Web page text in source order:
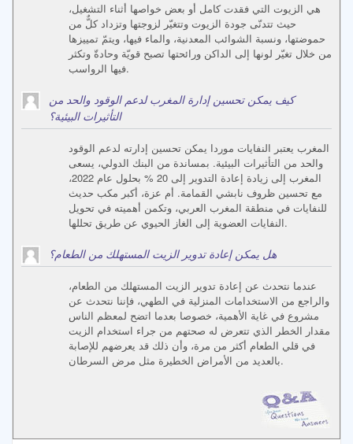
هي الزيوت التي فقدت كامل أو بعض خواصها أثناء التشغيل،
حيث تتدنّى جودة الزيوت وتتغيّر لزوجتها وتزداد كلٌّ من
حموضتها، ونسبة الشوائب المعدنية، والماء فيها، ويتمّ تمييزها
من خلال تغيّر لونها إلى الداكن ورائحتها تصبح قويّة وحادةّ وتكثر
فيها الرواسب.
كيف يمكن تحسين إدارة المغرب لدعم الوقود والحد من
التأثيرات البيئية؟
المغرب يعتبر النفايات موردا يمكن تحسين إدارته لدعم الوقود
والحد من التأثيرات البيئية. بمساندة من البنك الدولي، يسعى
المغرب إلى زيادة إعادة التدوير إلى 20 % بحلول عام 2022،
مع تحسين ظروف نابشي القمامة. أم عزة، أكبر مكب حديث
للنفايات في منطقة المغرب العربي، وتكمن أهميته في تحويل
النفايات العضوية إلى الغاز الحيوي عن طريق تحللها.
هل يمكن إعادة تدوير الزيت المستهلك من الطعام؟
عندما نتحدث عن إعادة تدوير الزيت المستهلك من الطعام،
والراجع من الاستخدامات المنزلية في الطهي، فإننا نتحدث عن
مشروع في غاية الأهمية، خصوصا بعدما اتضح لمعظم الناس
مقدار الخطر الذي تتعرض له صحتهم من جراء استخدام الزيت
في قلي الطعام أكثر من مرة، وأن ذلك قد يعرضهم للإصابة
بالعديد من الأمراض الخطيرة مثل مرض السرطان.